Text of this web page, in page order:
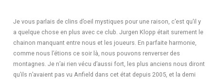
Je vous parlais de clins d’oeil mystiques pour une raison, c’est qu’il y
a quelque chose en plus avec ce club. Jurgen Klopp était surement le
chainon manquant entre nous et les joueurs. En parfaite harmonie,
comme nous l’étions ce soir là, nous pouvons renverser des
montagnes. Je n’ai rien vécu d’aussi fort, les plus anciens nous diront
qu’ils n’avaient pas vu Anfield dans cet état depuis 2005, et la demi